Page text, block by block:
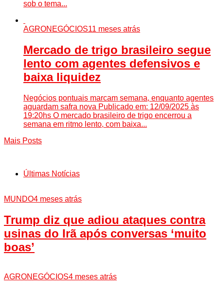
sob o tema...
AGRONEGÓCIOS11 meses atrás
Mercado de trigo brasileiro segue
lento com agentes defensivos e
baixa liquidez
Negócios pontuais marcam semana, enquanto agentes
aguardam safra nova Publicado em: 12/09/2025 às
19:20hs O mercado brasileiro de trigo encerrou a
semana em ritmo lento, com baixa...
Mais Posts
Últimas Notícias
MUNDO4 meses atrás
Trump diz que adiou ataques contra
usinas do Irã após conversas ‘muito
boas’
AGRONEGÓCIOS4 meses atrás